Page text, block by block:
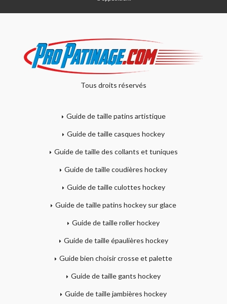
Tous droits réservés
Guide de taille patins artistique
Guide de taille casques hockey
Guide de taille des collants et tuniques
Guide de taille coudières hockey
Guide de taille culottes hockey
Guide de taille patins hockey sur glace
Guide de taille roller hockey
Guide de taille épaulières hockey
Guide bien choisir crosse et palette
Guide de taille gants hockey
Guide de taille jambières hockey